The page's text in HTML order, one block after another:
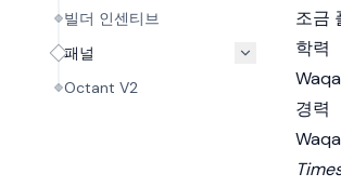
빌더 인센티브
패널
Octant V2
조금
학력
경력